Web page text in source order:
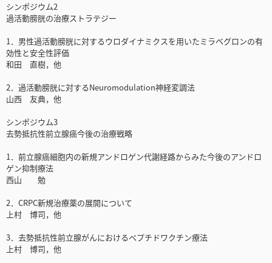
シンポジウム2
過活動膀胱の治療ストラテジー
1．男性過活動膀胱に対するウロダイナミクスを用いたミラベグロンの有
効性と安全性評価
和田 直樹，他
2．過活動膀胱に対するNeuromodulation神経変調法
山西 友典，他
シンポジウム3
去勢抵抗性前立腺癌今後の治療戦略
1．前立腺癌細胞内の新規アンドロゲン代謝経路からみた今後のアンドロ
ゲン抑制療法
西山 勉
2．CRPC新規治療薬の展開について
上村 博司，他
3．去勢抵抗性前立腺がんにおけるペプチドワクチン療法
上村 博司，他